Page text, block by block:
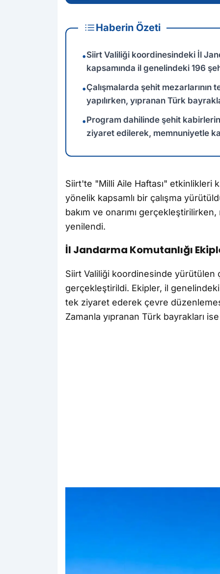
Haberin Özeti
•Siirt Valiliği koordinesindeki İl
kapsamında il genelindeki 196
•Çalışmalarda şehit
yapılırken, yıpranan Türk
•Program dahilinde şehit
ziyaret edilerek, memnuniyetle
Siirt'te "Milli Aile Haftası" etkinlikleri
yönelik kapsamlı bir çalışma
bakım ve onarımı
yenilendi.
İl Jandarma Komutanlığı
Siirt Valiliği koordinesinde yürütülen
gerçekleştirildi. Ekipler, il
tek ziyaret ederek çevre
Zamanla yıpranan Türk bayrakları